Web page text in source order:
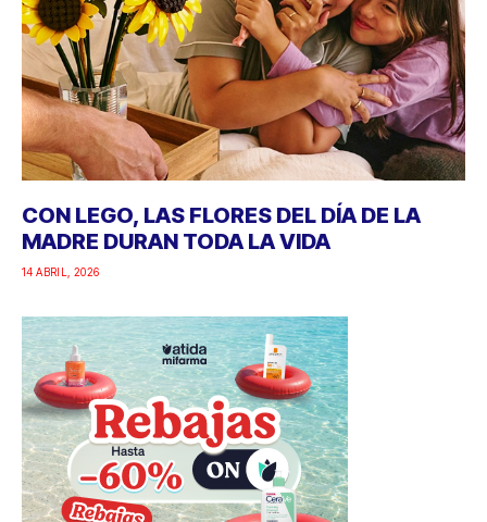
CON LEGO, LAS FLORES DEL DÍA DE LA
MADRE DURAN TODA LA VIDA
14 ABRIL, 2026